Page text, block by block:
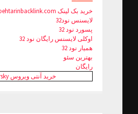
خرید بک لینک behtarinbacklink.com
لایسنس نود32
پسورد نود 32
اوکلی لایسنس رایگان نود 32
همیار نود 32
بهترین سئو
رایگان
خرید آنتی ویروس Kaspersky